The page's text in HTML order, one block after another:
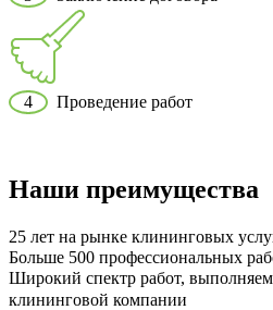
4 Проведение работ
Наши преимущества
25 лет на рынке клининговых
Больше 500 профессиональных
Широкий спектр работ,
клининговой компании